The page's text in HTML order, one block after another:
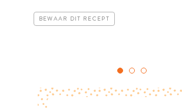
BEWAAR DIT RECEPT